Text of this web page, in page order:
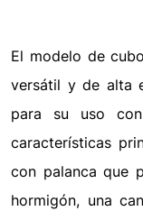
El modelo de
versátil y de alta
para su uso
características
con palanca que
hormigón, una